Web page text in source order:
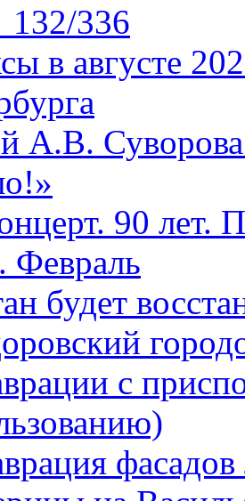
336
в августе
А.В.
90 лет.
Февраль
будет
с